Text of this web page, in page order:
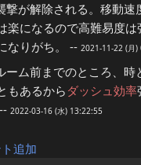
撃が解除される。移動速
楽になるので高難易度は
なりがち。 -- 2021-11-22 (月
ーム前までのところ、時
もあるから ダッシュ効率
2022-03-16 (水) 13:22:55
追加